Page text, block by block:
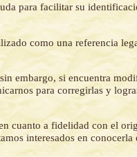
para facilitar su
como una referencia
embargo, si encuentra
para corregirlas y
cuanto a fidelidad con el
interesados en conocerla